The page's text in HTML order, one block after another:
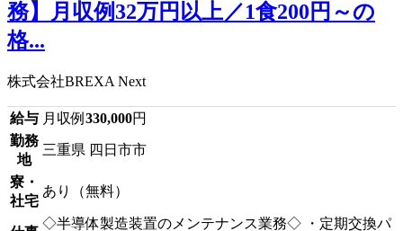
務】月収例32万円以上／1食200円～の
格...
株式会社BREXA Next
給与 月収例 330,000円
勤務
地
三重県 四日市市
寮・
社宅
あり（無料）
◇半導体製造装置のメンテナンス業務◇ ・定期交換パ